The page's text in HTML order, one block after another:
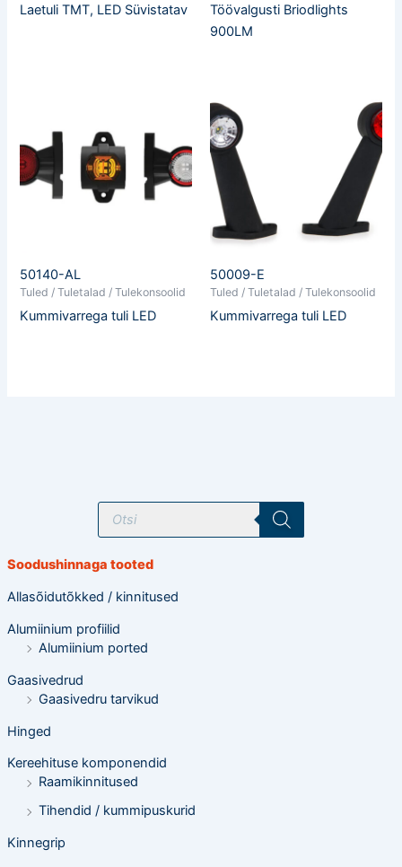
T
o
t
o
t
i
n
g
Soodushinnaga tooted
Allasõidutõkked / kinnitused
Alumiinium profiilid
Alumiinium ported
Gaasivedrud
Gaasivedru tarvikud
Hinged
Kereehituse komponendid
Raamikinnitused
Tihendid / kummipuskurid
Kinnegrip
Laetuli TMT, LED Süvistatav
Töövalgusti Briodlights
900LM
50140-AL
Tuled / Tuletalad / Tulekonsoolid
Kummivarrega tuli LED
50009-E
Tuled / Tuletalad / Tulekonsoolid
Kummivarrega tuli LED